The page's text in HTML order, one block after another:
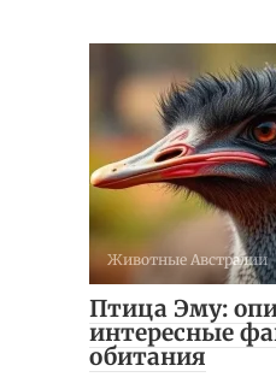
Животные Австралии
Птица Эму:
интересные
обитания